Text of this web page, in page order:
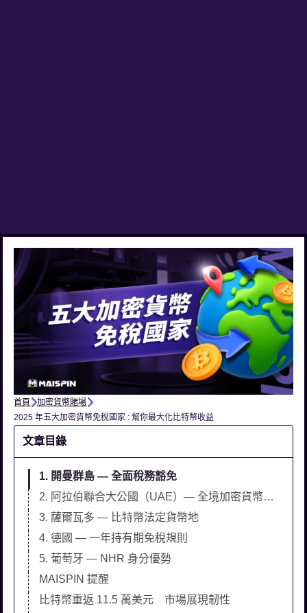
首頁
加密貨幣賭場
2025 年五大加密貨幣免稅國家 : 幫你最大化比特幣收益
文章目錄
1. 開曼群島 — 全面稅務豁免
2. 阿拉伯聯合大公國（UAE）— 全境加密貨幣免稅，法規明確穩定
3. 薩爾瓦多 — 比特幣法定貨幣地
4. 德國 — 一年持有期免稅規則
5. 葡萄牙 — NHR 身分優勢
MAISPIN 提醒
比特幣重返 11.5 萬美元 市場展現韌性